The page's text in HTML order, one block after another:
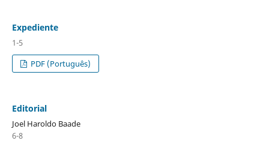
Expediente
1-5
PDF (Português)
Editorial
Joel Haroldo Baade
6-8